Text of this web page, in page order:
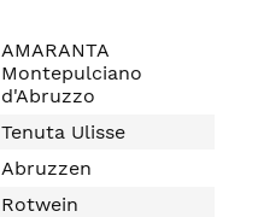
AMARANTA
Montepulciano
d'Abruzzo
Tenuta Ulisse
Abruzzen
Rotwein